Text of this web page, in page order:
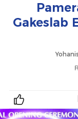
Gakeslab